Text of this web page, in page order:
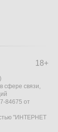
18+
сфере связи,
84675 от
"ИНТЕРНЕТ